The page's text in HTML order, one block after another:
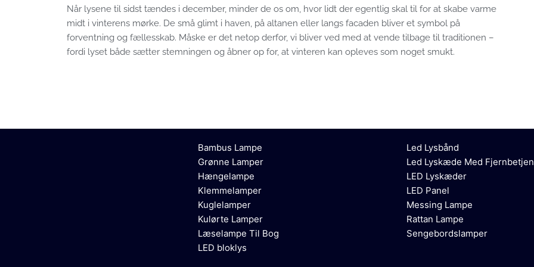
Når lysene til sidst tændes i december, minder de os om, hvor lidt der egentlig skal til for at skabe varme
midt i vinterens mørke. De små glimt i haven, på altanen eller langs facaden bliver et symbol på
forventning og fællesskab. Måske er det netop derfor, vi bliver ved med at vende tilbage til traditionen –
fordi lyset både sætter stemningen og åbner op for, at vinteren kan opleves som noget smukt.
Bambus Lampe
Grønne Lamper
Hængelampe
Klemmelamper
Kuglelamper
Kulørte Lamper
Læselampe Til Bog
LED bloklys
Led Lysbånd
Led Lyskæde Med
LED Lyskæder
LED Panel
Messing Lampe
Rattan Lampe
Sengebordslamper